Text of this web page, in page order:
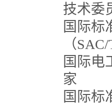
技术委
国际标
（
国际电
家
国际标